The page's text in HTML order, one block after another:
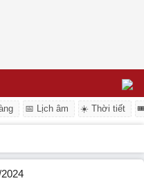
📅 Lịch âm ☀️ Thời tiết